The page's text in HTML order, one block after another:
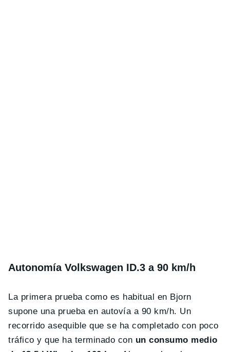
Autonomía Volkswagen ID.3 a 90 km/h
La primera prueba como es habitual en Bjorn
supone una prueba en autovía a 90 km/h. Un
recorrido asequible que se ha completado con poco
tráfico y que ha terminado con un consumo medio